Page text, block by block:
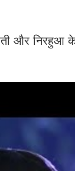
और निरहुआ